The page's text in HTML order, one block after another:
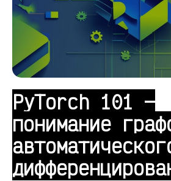
PyTorch 101 —
понимание